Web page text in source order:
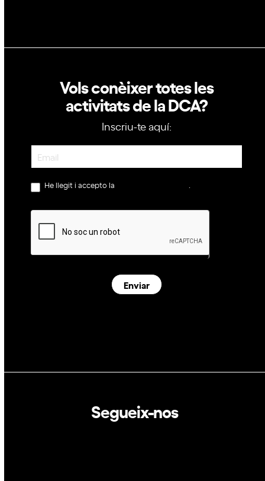
Vols conèixer totes les
activitats de la DCA?
Inscriu-te aquí:
Newsletter
He llegit i accepto la
Enviar
Segueix-nos